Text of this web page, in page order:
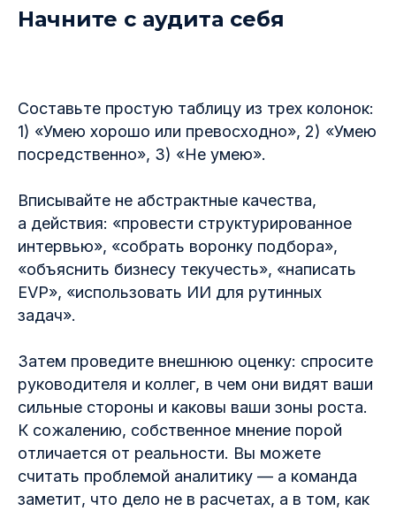
Начните с аудита себя
Составьте простую таблицу из трех колонок:
1) «Умею хорошо или превосходно», 2) «Умею
посредственно», 3) «Не умею».
Вписывайте не абстрактные качества,
а действия: «провести структурированное
интервью», «собрать воронку подбора»,
«объяснить бизнесу текучесть», «написать
EVP», «использовать ИИ для рутинных
задач».
Затем проведите внешнюю оценку: спросите
руководителя и коллег, в чем они видят ваши
сильные стороны и каковы ваши зоны роста.
К сожалению, собственное мнение порой
отличается от реальности. Вы можете
считать проблемой аналитику — а команда
заметит, что дело не в расчетах, а в том, как